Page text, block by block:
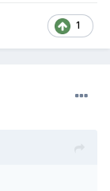
1